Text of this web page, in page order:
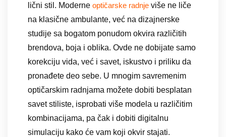
lični stil. Moderne optičarske radnje više ne liče
na klasične ambulante, već na dizajnerske
studije sa bogatom ponudom okvira različitih
brendova, boja i oblika. Ovde ne dobijate samo
korekciju vida, već i savet, iskustvo i priliku da
pronađete deo sebe. U mnogim savremenim
optičarskim radnjama možete dobiti besplatan
savet stiliste, isprobati više modela u različitim
kombinacijama, pa čak i dobiti digitalnu
simulaciju kako će vam koji okvir stajati.